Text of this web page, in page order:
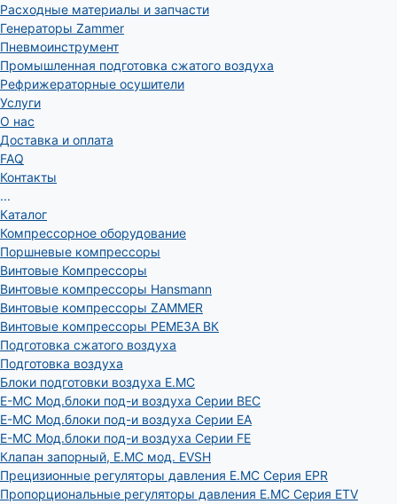
Расходные материалы и запчасти
Генераторы Zammer
Пневмоинструмент
Промышленная подготовка сжатого воздуха
Рефрижераторные осушители
Услуги
О нас
Доставка и оплата
FAQ
Контакты
...
Каталог
Компрессорное оборудование
Поршневые компрессоры
Винтовые Компрессоры
Винтовые компрессоры Hansmann
Винтовые компрессоры ZAMMER
Винтовые компрессоры РЕМЕЗА ВК
Подготовка сжатого воздуха
Подготовка воздуха
Блоки подготовки воздуха E.MC
E-MC Мод.блоки под-и воздуха Серии BEC
E-MC Мод.блоки под-и воздуха Серии EA
E-MC Мод.блоки под-и воздуха Серии FE
Клапан запорный, E.MC мод. EVSH
Прецизионные регуляторы давления E.MC Серия EPR
Пропорциональные регуляторы давления E.MC Серия ETV